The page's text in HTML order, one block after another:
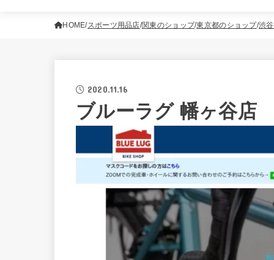
HOME スポーツ用品店 関東のショップ 東京都のショップ 渋
2020.11.16
ブルーラグ 幡ヶ谷店